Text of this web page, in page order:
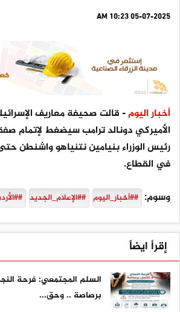
05-07-2025 10:23 AM
أخبار اليوم- قالت صحيفة معاريف
الأميركي دونالد ترامب سيضغط لإتمام
رئيس الوزراء بنيامين نتنياهو واشنطن
في القطاع.
وسوم: ##أخبار_اليوم ##الإعلام_الجديد
إقرأ ايضاً
السلم المجتمعي: فرحة
برصاصة .. وحق...